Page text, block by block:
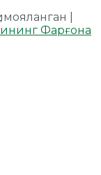
|
Фарғона